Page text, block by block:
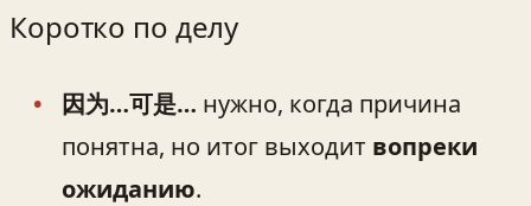
Коротко по делу
因为…可是… нужно, когда причина
понятна, но итог выходит вопреки
ожиданию.